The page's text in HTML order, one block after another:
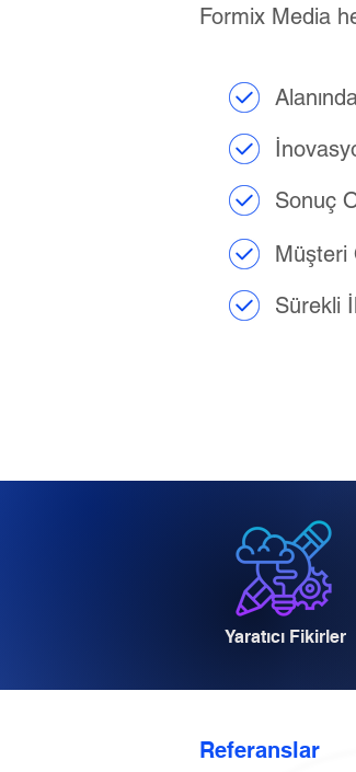
Formix Media
Sonuç
Müşteri
Sürekli
Yaratıcı Fikirler
Referanslar